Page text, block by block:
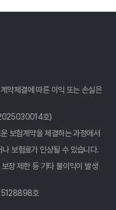
: 나에게 딱 맞는 보험료
으로 끝내자!
꿀팁 여기서 확인!
약체결에 따른 이익 또는 손실은
2025030014호)
보험계약을 체결하는 과정에서
보험료가 인상될 수 있습니다.
장 제한 등 기타 불이익이 발생
호